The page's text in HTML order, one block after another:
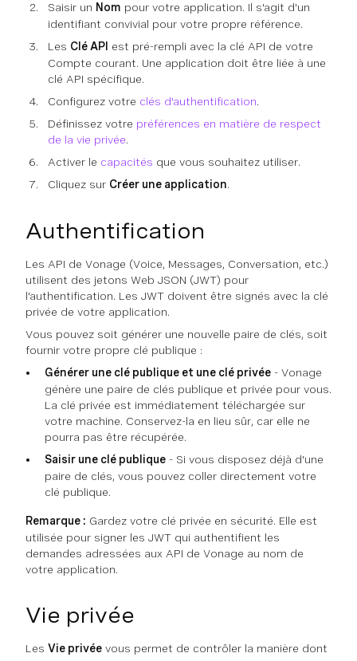
Saisir un Nom pour votre application. Il s'agit d'un
identifiant convivial pour votre propre référence.
Les Clé API est pré-rempli avec la clé API de votre
Compte courant. Une application doit être liée à une
clé API spécifique.
Configurez votre clés d'authentification.
Définissez votre préférences en matière de respect
de la vie privée.
Activer le capacités que vous souhaitez utiliser.
Cliquez sur Créer une application.
Authentification
Les API de Vonage (Voice, Messages, Conversation, etc.)
utilisent des jetons Web JSON (JWT) pour
l'authentification. Les JWT doivent être signés avec la clé
privée de votre application.
Vous pouvez soit générer une nouvelle paire de clés, soit
fournir votre propre clé publique :
Générer une clé publique et une clé privée - Vonage
génère une paire de clés publique et privée pour vous.
La clé privée est immédiatement téléchargée sur
votre machine. Conservez-la en lieu sûr, car elle ne
pourra pas être récupérée.
Saisir une clé publique - Si vous disposez déjà d'une
paire de clés, vous pouvez coller directement votre
clé publique.
Remarque : Gardez votre clé privée en sécurité. Elle est
utilisée pour signer les JWT qui authentifient les
demandes adressées aux API de Vonage au nom de
votre application.
Vie privée
Les Vie privée vous permet de contrôler la manière dont